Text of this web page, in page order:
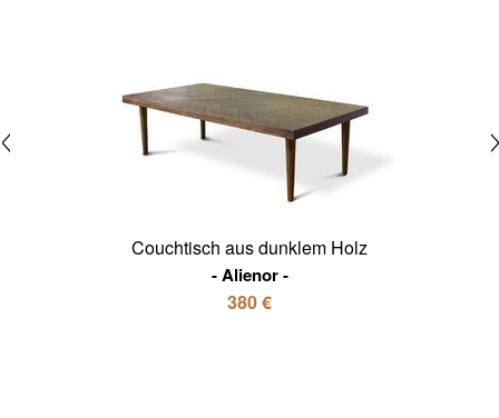
Couchtisch aus dunklem Holz
Alienor
380 €